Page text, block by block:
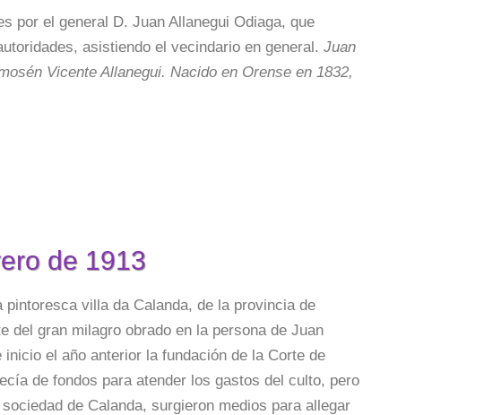
por el general D. Juan Allanegui Odiaga, que
asistiendo el vecindario en general.Juan
Vicente Allanegui. Nacido en Orense en 1832,
de 1913
villa da Calanda, de la provincia de
del gran milagro obrado en la persona de Juan
el año anterior la fundación de la Corte de
de fondos para atender los gastos del culto, pero
de Calanda, surgieron medios para allegar